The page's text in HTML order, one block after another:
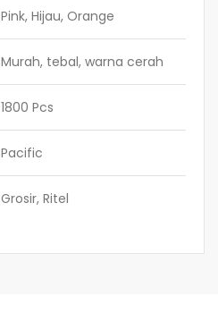
Pink, Hijau, Orange
Murah, tebal, warna cerah
1800 Pcs
Pacific
Grosir, Ritel